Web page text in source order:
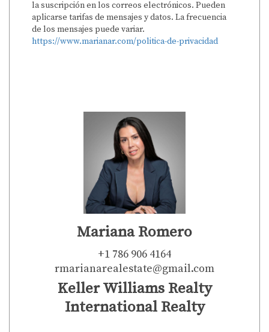
la suscripción en los correos electrónicos. Pueden
aplicarse tarifas de mensajes y datos. La frecuencia
de los mensajes puede variar.
https://www.marianar.com/politica-de-privacidad
Mariana Romero
+1 786 906 4164
rmarianarealestate@gmail.com
Keller Williams Realty
International Realty